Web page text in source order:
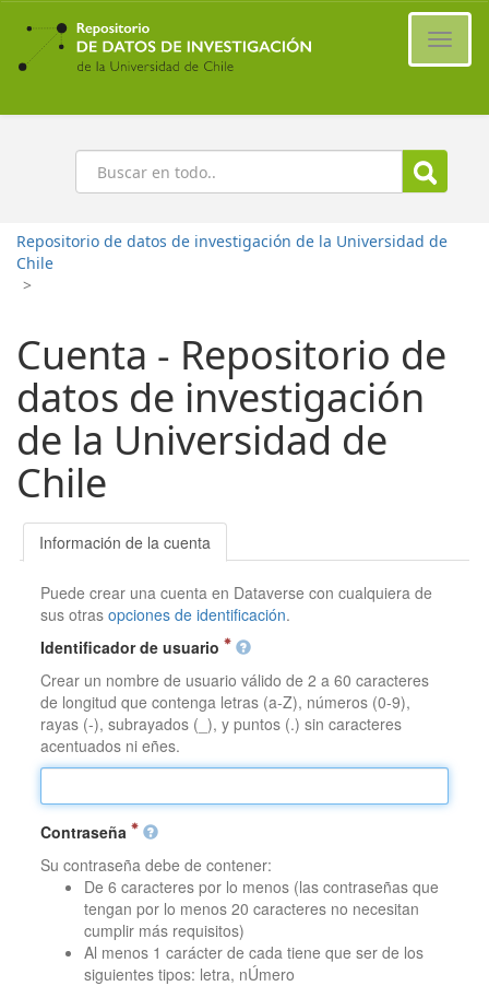
Ir
contenido
principal
Buscar
Repositorio de datos de investigación de la Universidad de
Chile
>
Cuenta - Repositorio de
datos de investigación
de la Universidad de
Chile
Información de la cuenta
Puede crear una cuenta en Dataverse con cualquiera de
sus otrasopciones de identificación.
Identificador de usuario
Crear un nombre de usuario válido de 2 a 60 caracteres
de longitud que contenga letras (a-Z), números (0-9),
rayas (-), subrayados (_), y puntos (.) sin caracteres
acentuados ni eñes.
Contraseña
Su contraseña debe de contener:
De 6 caracteres por lo menos (las contraseñas que
tengan por lo menos 20 caracteres no necesitan
cumplir más requisitos)
Al menos 1 carácter de cada tiene que ser de los
siguientes tipos: letra, nÚmero